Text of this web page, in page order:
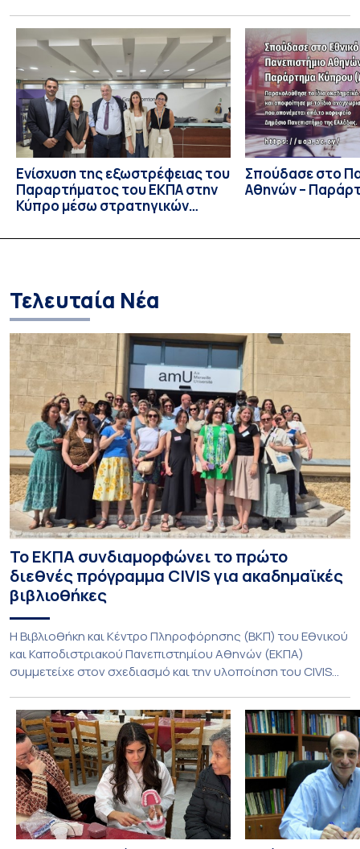
Ιουλίου στο Blagoevgrad της Βουλγαρίας. Σε αυτόν
συμμετείχαν 447 φοιτητές εκπροσωπώντας 135
πανεπιστήμια από 46 χώρες. Από την Ελλάδα, συμμετείχαν
επίσης το Εθνικό Μετσόβιο Πολυτεχνείο, το Αριστοτέλειο
Πανεπιστήμιο […]
Ενίσχυση της εξωστρέφειας του
Παραρτήματος του ΕΚΠΑ στην
Κύπρο μέσω στρατηγικών
Σπούδασε στο
Αθηνών –
Τελευταία Νέα
Το ΕΚΠΑ συνδιαμορφώνει το πρώτο
διεθνές πρόγραμμα CIVIS για ακαδημαϊκές
βιβλιοθήκες
Η Βιβλιοθήκη και Κέντρο Πληροφόρησης (ΒΚΠ) του Εθνικού
και Καποδιστριακού Πανεπιστημίου Αθηνών (ΕΚΠΑ)
συμμετείχε στον σχεδιασμό και την υλοποίηση του CIVIS
Libraries and Participatory Culture” (IMOTION), το οποίο
πραγματοποιήθηκε με διαδικτυακές και δια ζώσης
εκπαιδευτικές δράσεις από τις 3 Ιουνίου έως τις 10 Ιουλίου
2026. Το πρόγραμμα αποτελεί […]